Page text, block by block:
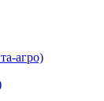
агро)